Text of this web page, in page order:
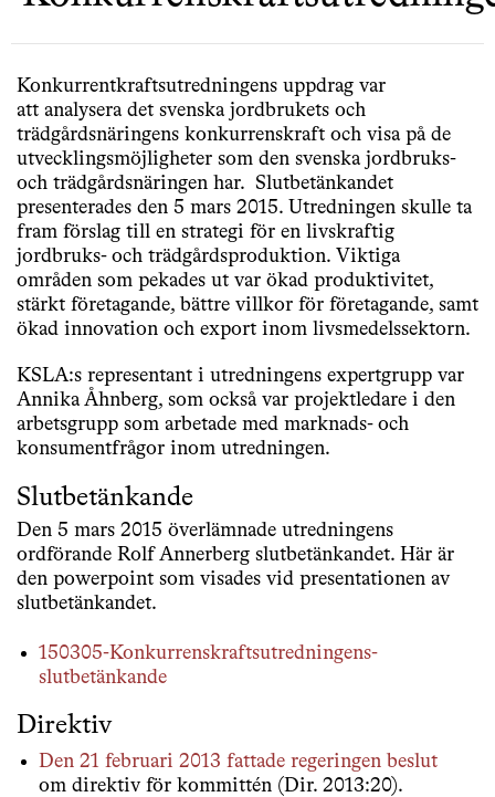
Konkurrentkraftsutredningens uppdrag var
att analysera det svenska jordbrukets och
trädgårdsnäringens konkurrenskraft och visa på de
utvecklingsmöjligheter som den svenska jordbruks-
och trädgårdsnäringen har. Slutbetänkandet
presenterades den 5 mars 2015. Utredningen skulle ta
fram förslag till en strategi för en livskraftig
jordbruks- och trädgårdsproduktion. Viktiga
områden som pekades ut var ökad produktivitet,
stärkt företagande, bättre villkor för företagande, samt
ökad innovation och export inom livsmedelssektorn.
KSLA:s representant i utredningens expertgrupp var
Annika Åhnberg, som också var projektledare i den
arbetsgrupp som arbetade med marknads- och
konsumentfrågor inom utredningen.
Slutbetänkande
Den 5 mars 2015 överlämnade utredningens
ordförande Rolf Annerberg slutbetänkandet. Här är
den powerpoint som visades vid presentationen av
slutbetänkandet.
150305-Konkurrenskraftsutredningens-
slutbetänkande
Direktiv
Den 21 februari 2013 fattade regeringen beslut
om direktiv för kommittén (Dir. 2013:20).